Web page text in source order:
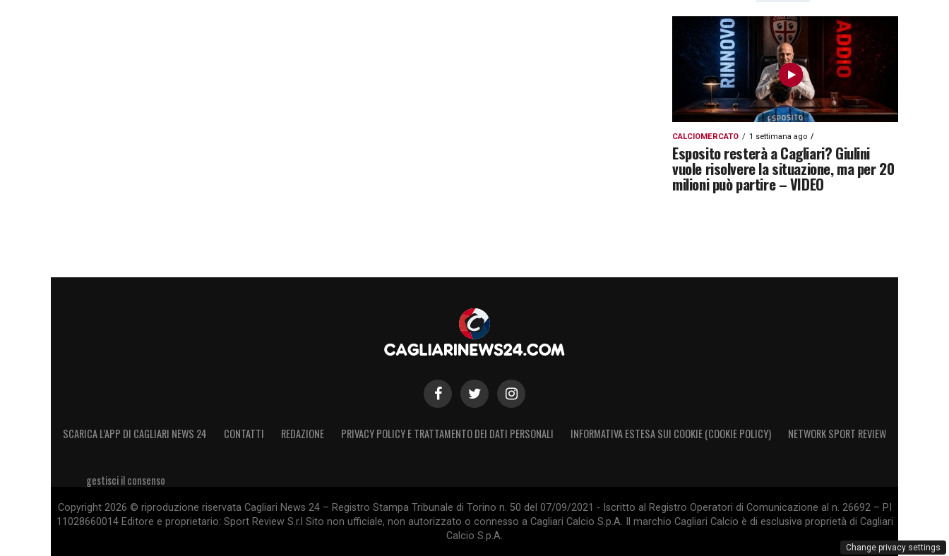
CALCIOMERCATO 1 settimana ago
Esposito resterà a Cagliari? Giulini
vuole risolvere la situazione, ma per 20
milioni può partire – VIDEO
SCARICA L’APP DI CAGLIARI NEWS 24 CONTATTI REDAZIONE PRIVACY POLICY E TRATTAMENTO DEI DATI PERSONALI INFORMATIVA ESTESA SUI COOKIE (COOKIE POLICY) NETWORK SPORT REVIEW
gestisci il consenso
Copyright 2026 © riproduzione riservata Cagliari News 24 – Registro Stampa Tribunale di Torino n. 50 del 07/09/2021 - Iscritto al Registro Operatori di Comunicazione al n. 26692 – PI
11028660014 Editore e proprietario: Sport Review S.r.l Sito non ufficiale, non autorizzato o connesso a Cagliari Calcio S.p.A. Il marchio Cagliari Calcio è di esclusiva proprietà di Cagliari
Calcio S.p.A.
Change privacy settings